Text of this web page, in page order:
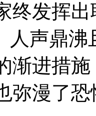
终发挥
人声鼎
渐进措
弥漫了